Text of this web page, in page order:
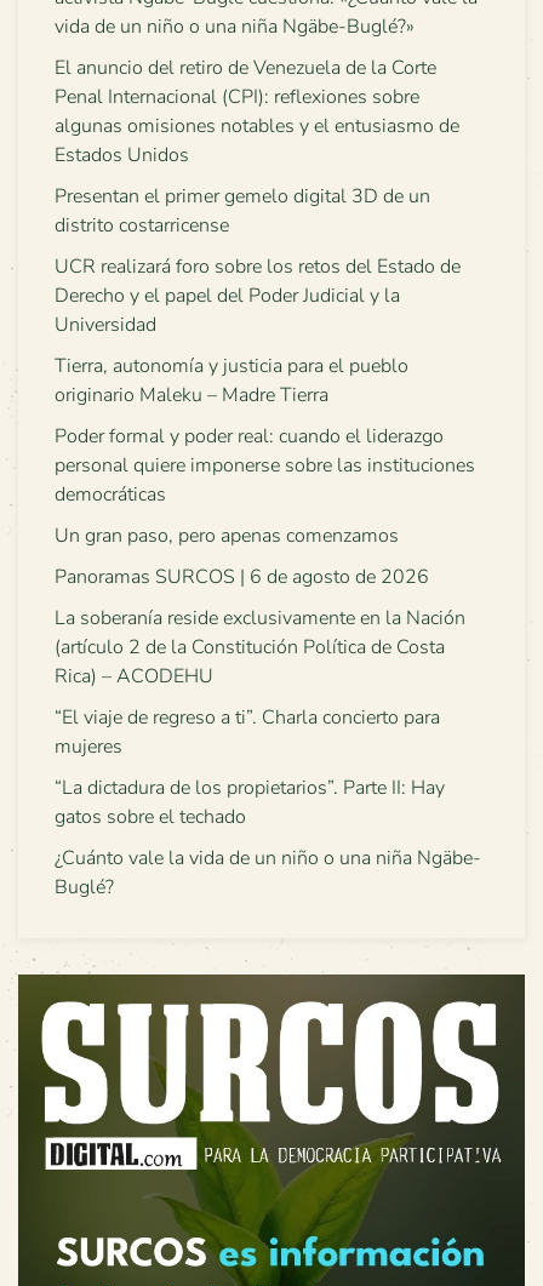
vida de un niño o una niña Ngäbe-Buglé?»
El anuncio del retiro de Venezuela de la Corte
Penal Internacional (CPI): reflexiones sobre
algunas omisiones notables y el entusiasmo de
Estados Unidos
Presentan el primer gemelo digital 3D de un
distrito costarricense
UCR realizará foro sobre los retos del Estado de
Derecho y el papel del Poder Judicial y la
Universidad
Tierra, autonomía y justicia para el pueblo
originario Maleku – Madre Tierra
Poder formal y poder real: cuando el liderazgo
personal quiere imponerse sobre las instituciones
democráticas
Un gran paso, pero apenas comenzamos
Panoramas SURCOS | 6 de agosto de 2026
La soberanía reside exclusivamente en la Nación
(artículo 2 de la Constitución Política de Costa
Rica) – ACODEHU
“El viaje de regreso a ti”. Charla concierto para
mujeres
“La dictadura de los propietarios”. Parte II: Hay
gatos sobre el techado
¿Cuánto vale la vida de un niño o una niña Ngäbe-
Buglé?